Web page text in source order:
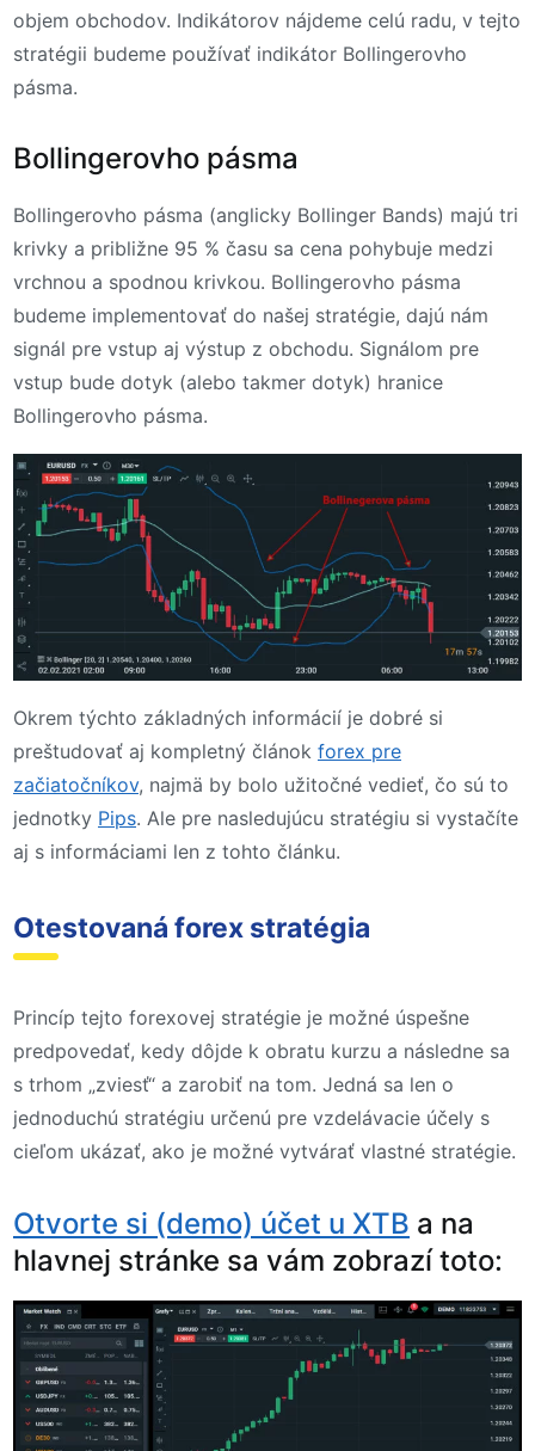
objem obchodov. Indikátorov nájdeme celú radu, v tejto
stratégii budeme používať indikátor Bollingerovho
pásma.
Bollingerovho pásma
Bollingerovho pásma (anglicky Bollinger Bands) majú tri
krivky a približne 95 % času sa cena pohybuje medzi
vrchnou a spodnou krivkou. Bollingerovho pásma
budeme implementovať do našej stratégie, dajú nám
signál pre vstup aj výstup z obchodu. Signálom pre
vstup bude dotyk (alebo takmer dotyk) hranice
Bollingerovho pásma.
Okrem týchto základných informácií je dobré si
preštudovať aj kompletný článok forex pre
začiatočníkov, najmä by bolo užitočné vedieť, čo sú to
jednotky Pips. Ale pre nasledujúcu stratégiu si vystačíte
aj s informáciami len z tohto článku.
Otestovaná forex stratégia
Princíp tejto forexovej stratégie je možné úspešne
predpovedať, kedy dôjde k obratu kurzu a následne sa
s trhom „zviesť“ a zarobiť na tom. Jedná sa len o
jednoduchú stratégiu určenú pre vzdelávacie účely s
cieľom ukázať, ako je možné vytvárať vlastné stratégie.
Otvorte si (demo) účet u XTB a na
hlavnej stránke sa vám zobrazí toto: